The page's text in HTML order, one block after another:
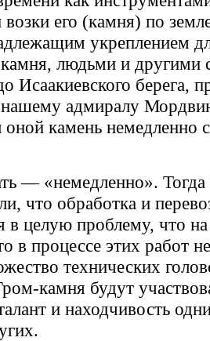
его (камня) по
укреплением
камня, людьми и другими
Исаакиевского берега,
адмиралу
камень немедленно
— «немедленно».
что обработка и
в целую проблему, что
в процессе этих работ
технических
камня будут
и находчивость